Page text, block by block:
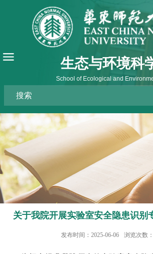
生态与环境科
School of Ecological and
关于我院开展实验室安全隐患识别
发布时间：2025-06-06 浏览次数：